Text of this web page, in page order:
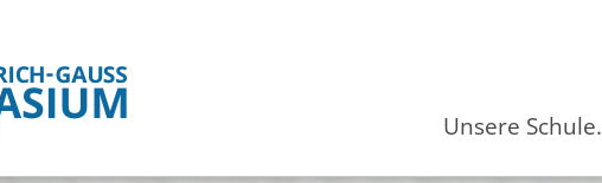
Unsere Schule.